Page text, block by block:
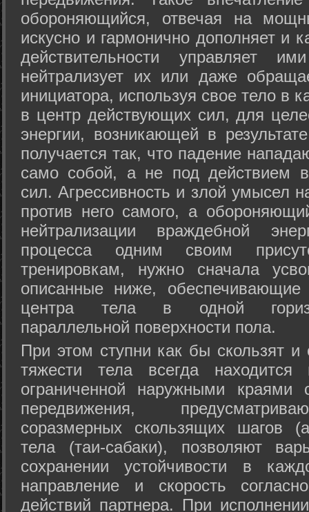
обороняющийся, отвечая на
искусно и гармонично дополняет и
действительности управляет
нейтрализует их или даже
инициатора, используя свое тело в
в центр действующих сил, для
энергии, возникающей в
получается так, что падение
само собой, а не под действием
сил. Агрессивность и злой умысел
против него самого, а
нейтрализации враждебной
процесса одним своим
тренировкам, нужно сначала
описанные ниже, обеспечивающие
центра тела в одной
параллельной поверхности пола.
При этом ступни как бы скользят
тяжести тела всегда
ограниченной наружными краями
передвижения,
соразмерных скользящих шагов
тела (таи-сабаки), позволяют
сохранении устойчивости в
направление и скорость
действий партнера. При